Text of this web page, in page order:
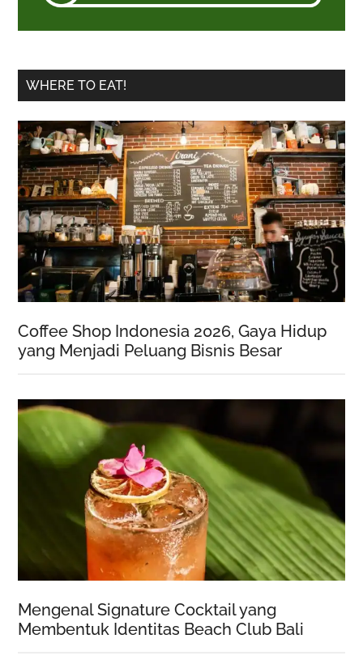
WHERE TO EAT!
Coffee Shop Indonesia 2026, Gaya Hidup
yang Menjadi Peluang Bisnis Besar
Mengenal Signature Cocktail yang
Membentuk Identitas Beach Club Bali